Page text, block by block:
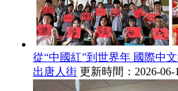
從“中國紅”到世界年 國際中
出唐人街 更新時間：2026-06-